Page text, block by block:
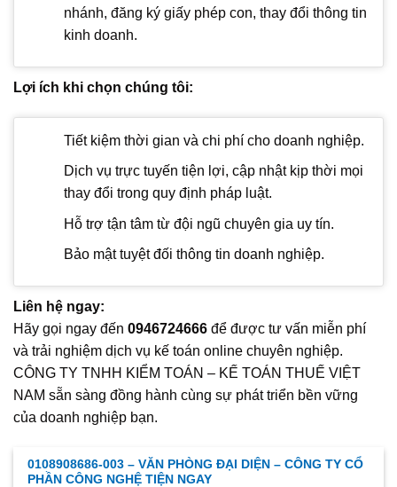
nhánh, đăng ký giấy phép con, thay đổi thông tin
kinh doanh.
Lợi ích khi chọn chúng tôi:
Tiết kiệm thời gian và chi phí cho doanh nghiệp.
Dịch vụ trực tuyến tiện lợi, cập nhật kịp thời mọi
thay đổi trong quy định pháp luật.
Hỗ trợ tận tâm từ đội ngũ chuyên gia uy tín.
Bảo mật tuyệt đối thông tin doanh nghiệp.
Liên hệ ngay:
Hãy gọi ngay đến 0946724666 để được tư vấn miễn phí
và trải nghiệm dịch vụ kế toán online chuyên nghiệp.
CÔNG TY TNHH KIỂM TOÁN – KẾ TOÁN THUẾ VIỆT
NAM sẵn sàng đồng hành cùng sự phát triển bền vững
của doanh nghiệp bạn.
0108908686-003 – VĂN PHÒNG ĐẠI DIỆN – CÔNG TY CỔ
PHẦN CÔNG NGHỆ TIỆN NGAY